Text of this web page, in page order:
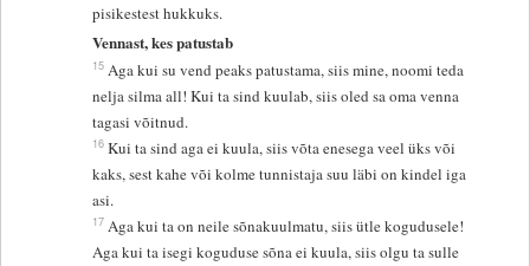
pisikestest hukkuks.
Vennast, kes patustab
15 Aga kui su vend peaks patustama, siis mine, noomi teda
nelja silma all! Kui ta sind kuulab, siis oled sa oma venna
tagasi võitnud.
16 Kui ta sind aga ei kuula, siis võta enesega veel üks või
kaks, sest kahe või kolme tunnistaja suu läbi on kindel iga
asi.
17 Aga kui ta on neile sõnakuulmatu, siis ütle kogudusele!
Aga kui ta isegi koguduse sõna ei kuula, siis olgu ta sulle